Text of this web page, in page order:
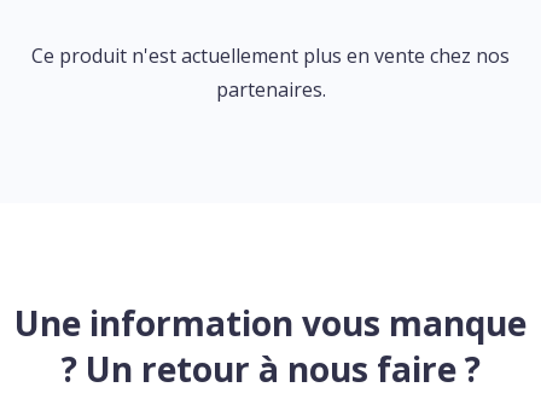
Ce produit n'est actuellement plus en vente chez nos
partenaires.
Une information vous manque
? Un retour à nous faire ?